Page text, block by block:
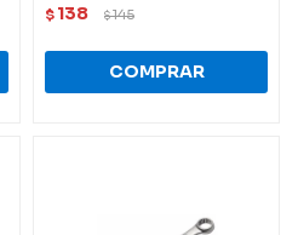
$ 138 $145